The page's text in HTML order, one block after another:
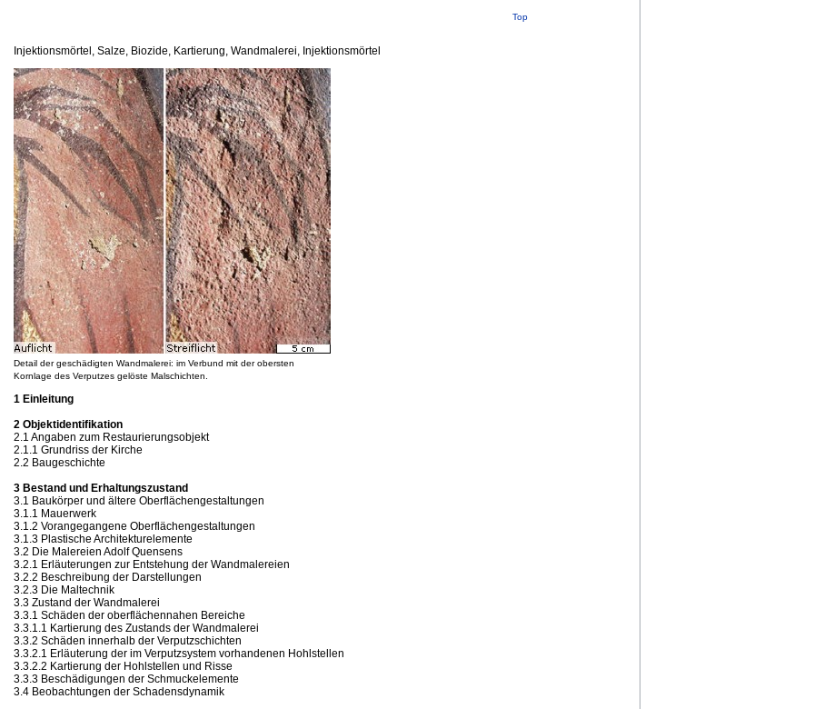
Top
Injektionsmörtel, Salze, Biozide, Kartierung, Wandmalerei, Injektionsmörtel
Detail der geschädigten Wandmalerei: im Verbund mit der obersten
Kornlage des Verputzes gelöste Malschichten.
1 Einleitung
2 Objektidentifikation
2.1 Angaben zum Restaurierungsobjekt
2.1.1 Grundriss der Kirche
2.2 Baugeschichte
3 Bestand und Erhaltungszustand
3.1 Baukörper und ältere Oberflächengestaltungen
3.1.1 Mauerwerk
3.1.2 Vorangegangene Oberflächengestaltungen
3.1.3 Plastische Architekturelemente
3.2 Die Malereien Adolf Quensens
3.2.1 Erläuterungen zur Entstehung der Wandmalereien
3.2.2 Beschreibung der Darstellungen
3.2.3 Die Maltechnik
3.3 Zustand der Wandmalerei
3.3.1 Schäden der oberflächennahen Bereiche
3.3.1.1 Kartierung des Zustands der Wandmalerei
3.3.2 Schäden innerhalb der Verputzschichten
3.3.2.1 Erläuterung der im Verputzsystem vorhandenen Hohlstellen
3.3.2.2 Kartierung der Hohlstellen und Risse
3.3.3 Beschädigungen der Schmuckelemente
3.4 Beobachtungen der Schadensdynamik